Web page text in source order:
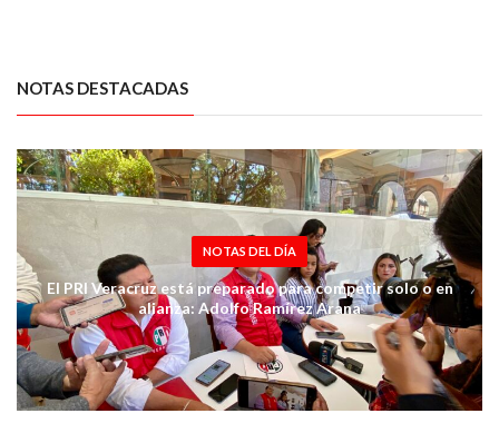
NOTAS DESTACADAS
NOTAS DEL DÍA
El PRI Veracruz está preparado para competir solo o en
alianza: Adolfo Ramírez Arana